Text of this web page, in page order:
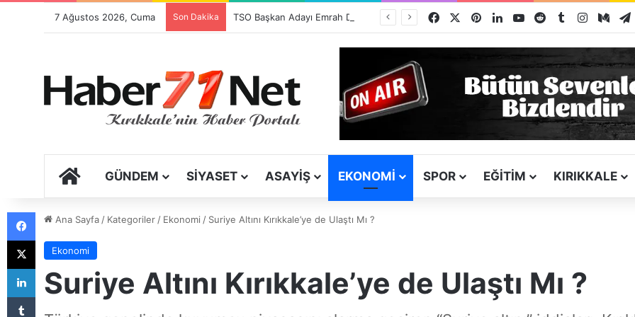
7 Ağustos 2026, Cuma Son Dakika Facebook PinterestLinkedInYouTubeRedditTumblrInstagram
ANA SAYFA
GÜNDEM SIYASET ASAYIŞ EKONOMI SPOR EĞITIM KIRIKKALE
Ana Sayfa/ Kategoriler/ Ekonomi / Suriye Altını Kırıkkale’ye de Ulaştı Mı ?
Ekonomi
Suriye Altını Kırıkkale’ye de Ulaştı Mı ?
Tumblr